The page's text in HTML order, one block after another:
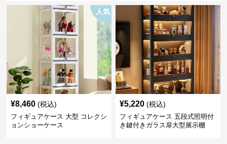
人気
¥8,460 (税込)
フィギュアケース 大型 コレクシ
ョンショーケース
¥5,220 (税込)
フィギュアケース 五段式照明付
き鍵付きガラス扉大型展示棚